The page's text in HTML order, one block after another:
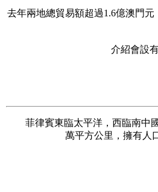
去年兩地總貿易額超過1.6億澳門
介紹會設
菲律賓東臨太平洋，西臨南中國
萬平方公里，擁有人